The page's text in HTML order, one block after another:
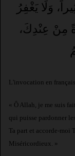
وَلَا يَغْفِرُ
مِنْ عِنْدِكَ،
L'invocation en
« Ô Allah, je me suis
qui puisse pardonner
Ta part et accorde-moi
Miséricordieux. »